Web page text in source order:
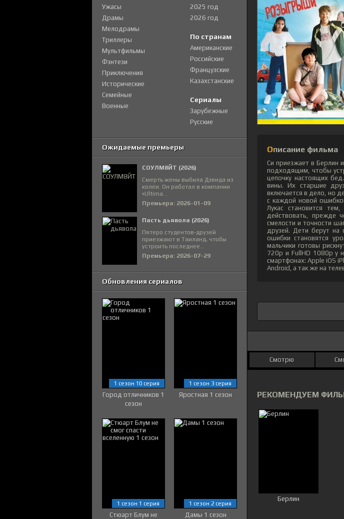
Описание фильма
Си приезжает в Берлин
подходящим, чтобы
цепочку настоящих
вины. Их старшие
включается в дело, но
с каждой новой
Лукас становится
действовать, прежде
смелости и точности
друзей. Дети берут на
ошибки становятся
мальчики готовы
720p и FullHD 1080p у
смартфонах: Apple iOS
Android, а так же на
Смотрю
РЕКОМЕНДУЕМ
Берлин
Ужасы
Драмы
Мелодрамы
Триллеры
Мультфильмы
Фэнтези
Приключения
Исторические
Семейные
Военные
2025 год
2026 год
По странам
Американские
Российские
Французские
Казахстанские
Сериалы
Зарубежные
Русские
Ожидаемые премьеры
СОУЛМ8ЙТ (2026)
Смерть жены выбила Дэвида из
колеи. Он работал в компании
«Ultima...
Премьера: 2026-01-09
Пасть дьявола (2026)
Пятеро студентов-друзей
приезжают в Таиланд, чтобы
устроить последнее...
Премьера: 2026-07-29
Обновления сериалов
Город отличников 1
сезон
1 сезон 10 серия
Яростная 1 сезон
1 сезон 3 серия
Стюарт Блум не
1 сезон 1 серия
Дамы 1 сезон
1 сезон 2 серия